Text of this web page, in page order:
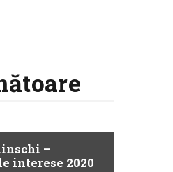
–
interese 2020